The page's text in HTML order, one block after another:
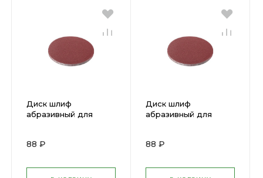
Диск шлиф
абразивный для
0180/54700
88 ₽
Диск шлиф
абразивный для
0036/54693
88 ₽